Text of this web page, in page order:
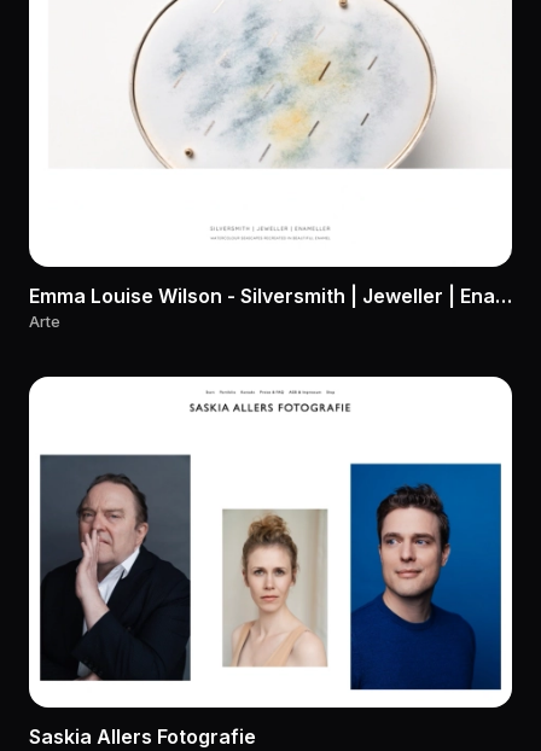
Emma Louise Wilson - Silversmith | Jeweller | Enameller
Arte
Saskia Allers Fotografie